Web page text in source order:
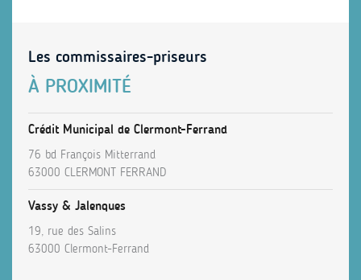
Les commissaires-priseurs
À PROXIMITÉ
Crédit Municipal de Clermont-Ferrand
76 bd François Mitterrand
63000 CLERMONT FERRAND
Vassy & Jalenques
19, rue des Salins
63000 Clermont-Ferrand